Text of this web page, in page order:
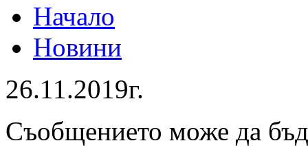
Начало
Новини
26.11.2019г.
Съобщението може да